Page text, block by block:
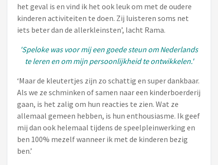
het geval is en vind ik het ook leuk om met de oudere
kinderen activiteiten te doen. Zij luisteren soms net
iets beter dan de allerkleinsten’, lacht Rama.
'Speloke was voor mij een goede steun om Nederlands
te leren en om mijn persoonlijkheid te ontwikkelen.'
‘Maar de kleutertjes zijn zo schattig en super dankbaar.
Als we ze schminken of samen naar een kinderboerderij
gaan, is het zalig om hun reacties te zien. Wat ze
allemaal gemeen hebben, is hun enthousiasme. Ik geef
mij dan ook helemaal tijdens de speelpleinwerking en
ben 100% mezelf wanneer ik met de kinderen bezig
ben.’